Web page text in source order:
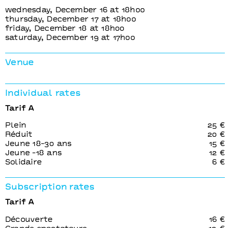
wednesday, December 16 at 18h00
thursday, December 17 at 18h00
friday, December 18 at 18h00
saturday, December 19 at 17h00
Venue
Individual rates
Tarif A
Plein
25 €
Réduit
20 €
Jeune 18-30 ans
15 €
Jeune -18 ans
12 €
Solidaire
6 €
Subscription rates
Tarif A
Découverte
16 €